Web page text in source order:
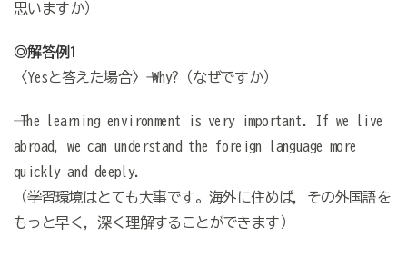
思いますか）
◎解答例1
〈Yesと答えた場合〉→ Why?（なぜですか）
─ The learning environment is very important. If we live
abroad, we can understand the foreign language more
quickly and deeply.
（─学習環境はとても大事です。海外に住めば，その外国語を
もっと早く，深く理解することができます）